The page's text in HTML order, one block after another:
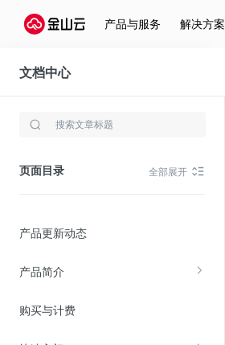
产品与服务 解决方案
文档中心
云监控
页面目录 全部展开
产品更新动态
产品简介
购买与计费
存储与云分发
云硬盘(EBS)
在线迁移服务